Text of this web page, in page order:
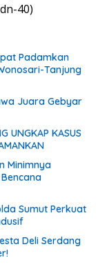
40)
Padamkan
Tanjung
Juara Gebyar
UNGKAP KASUS
Minimnya
Sumut Perkuat
Deli Serdang